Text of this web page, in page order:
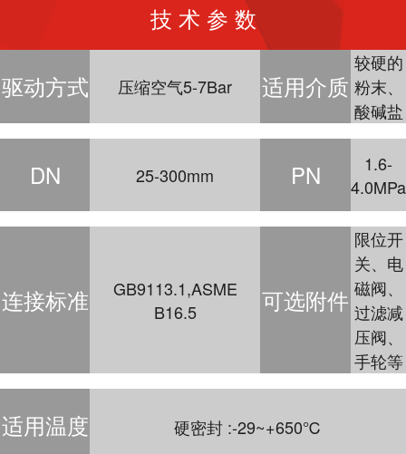
技 术 参 数
驱动方式 压缩空气5-7Bar 适用介质
较硬的
粉末、
酸碱盐
DN 25-300mm PN
1.6-
4.0MPa
连接标准
GB9113.1,ASME
B16.5
可选附件
限位开
关、电
磁阀、
过滤减
压阀、
手轮等
适用温度 硬密封 :-29~+650℃